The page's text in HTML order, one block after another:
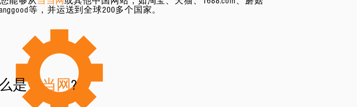
等，并运送到全球200多个国家。
是当当网?